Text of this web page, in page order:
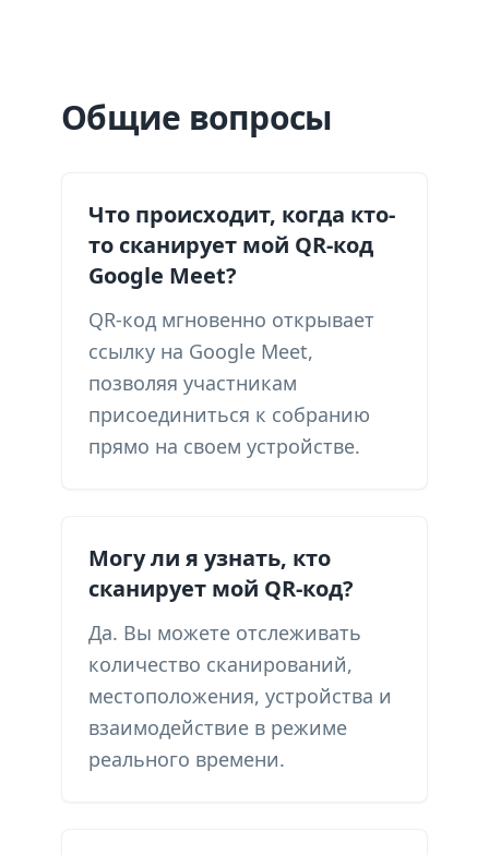
Общие вопросы
Что происходит, когда кто-
то сканирует мой QR-код
Google Meet?
QR-код мгновенно открывает
ссылку на Google Meet,
позволяя участникам
присоединиться к собранию
прямо на своем устройстве.
Могу ли я узнать, кто
сканирует мой QR-код?
Да. Вы можете отслеживать
количество сканирований,
местоположения, устройства и
взаимодействие в режиме
реального времени.